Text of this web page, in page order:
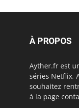
À PROPOS
Ayther.fr est
séries Netflix,
souhaitez
à la page